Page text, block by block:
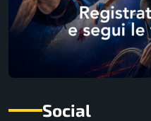
Social